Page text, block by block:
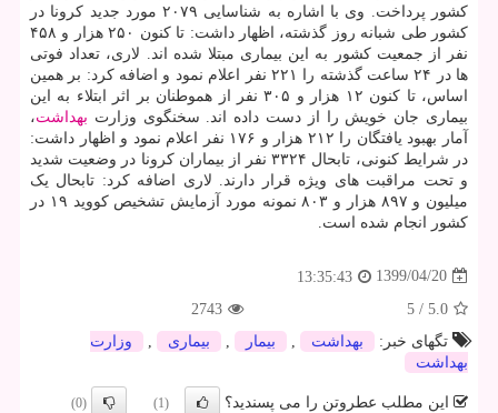
کشور پرداخت. وی با اشاره به شناسایی ۲۰۷۹ مورد جدید کرونا در
کشور طی شبانه روز گذشته، اظهار داشت: تا کنون ۲۵۰ هزار و ۴۵۸
نفر از جمعیت کشور به این بیماری مبتلا شده اند. لاری، تعداد فوتی
ها در ۲۴ ساعت گذشته را ۲۲۱ نفر اعلام نمود و اضافه کرد: بر همین
اساس، تا کنون ۱۲ هزار و ۳۰۵ نفر از هموطنان بر اثر ابتلاء به این
بیماری جان خویش را از دست داده اند. سخنگوی وزارت بهداشت،
آمار بهبود یافتگان را ۲۱۲ هزار و ۱۷۶ نفر اعلام نمود و اظهار داشت:
در شرایط کنونی، تابحال ۳۳۲۴ نفر از بیماران کرونا در وضعیت شدید
و تحت مراقبت های ویژه قرار دارند. لاری اضافه کرد: تابحال یک
میلیون و ۸۹۷ هزار و ۸۰۳ نمونه مورد آزمایش تشخیص کووید ۱۹ در
کشور انجام شده است.
1399/04/20
13:35:43
5.0
/
5
2743
تگهای خبر:
بهداشت بیمار بیماری
وزارت
بهداشت
این مطلب عطروتن را می پسندید؟ (1)
(0)